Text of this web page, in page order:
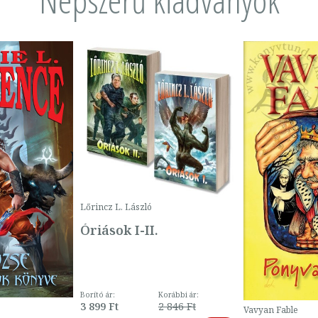
Lőrincz L. László
Óriások I-II.
Borító ár:
3 899 Ft
Korábbi ár:
2 846 Ft Vavyan Fable